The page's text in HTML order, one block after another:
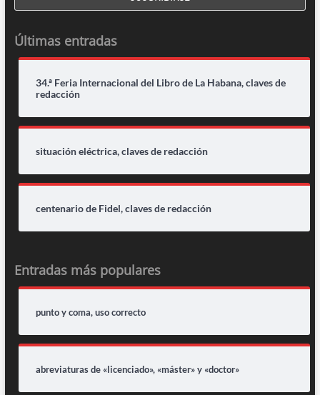
Últimas entradas
34.ª Feria Internacional del Libro de La Habana, claves de
redacción
situación eléctrica, claves de redacción
centenario de Fidel, claves de redacción
Entradas más populares
punto y coma, uso correcto
abreviaturas de «licenciado», «máster» y «doctor»